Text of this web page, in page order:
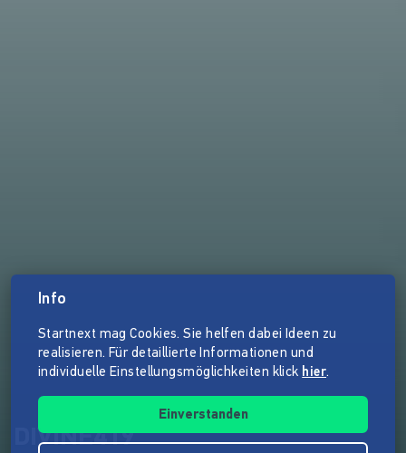
DIVINE419
Info
Startnext mag Cookies. Sie helfen dabei Ideen zu
realisieren. Für detaillierte Informationen und
individuelle Einstellungsmöglichkeiten klick hier.
Einverstanden